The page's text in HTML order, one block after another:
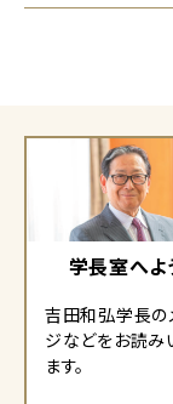
学長室へよ
吉田和弘学長の
ジなどをお読み
ます。